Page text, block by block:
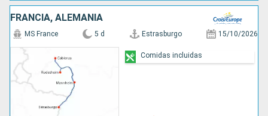
FRANCIA, ALEMANIA
MS France 5 d Estrasburgo 15/10/2026
Comidas incluidas